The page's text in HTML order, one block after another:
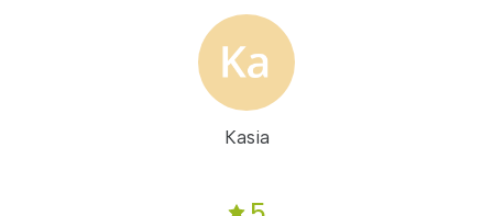
Kasia